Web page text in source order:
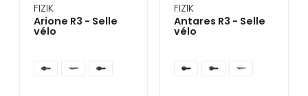
FIZIK
Arione R3 - Selle
vélo
FIZIK
Antares R3 - Selle
vélo